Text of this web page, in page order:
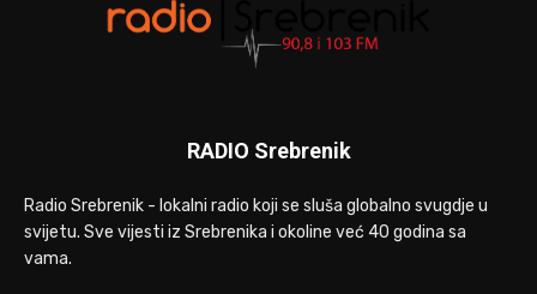
RADIO Srebrenik
Radio Srebrenik - lokalni radio koji se sluša globalno svugdje u
svijetu. Sve vijesti iz Srebrenika i okoline već 40 godina sa
vama.